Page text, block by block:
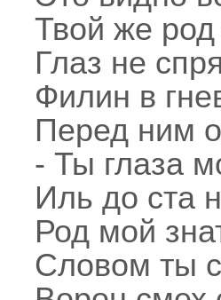
Твой же
Глаз не
Филин в
Перед ним
- Ты глаза
Иль до ста
Род мой
Словом ты